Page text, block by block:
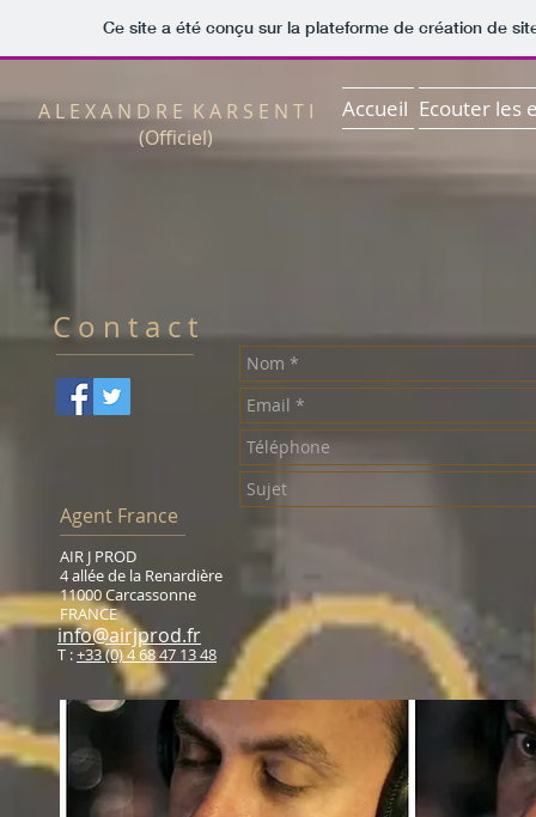
Ce site a été conçu sur la plateforme de création de
A L E X A N D R E K A R S E N T I
(Officiel)
Accueil Ecouter les
C o n t a c t
Agent​ France
AIR J PROD
4 allée de la Renardière
11000 Carcassonne
FRANCE
info@airjprod.fr
T :+33 (0) 4 68 47 13 48